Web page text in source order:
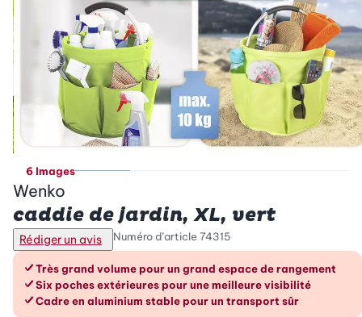
6 Images
Wenko
caddie de jardin, XL, vert
Rédiger un avis Numéro d’article 74315
Les avantages en un coup d’œil
Très grand volume pour un grand espace de rangement
Six poches extérieures pour une meilleure visibilité
Cadre en aluminium stable pour un transport sûr